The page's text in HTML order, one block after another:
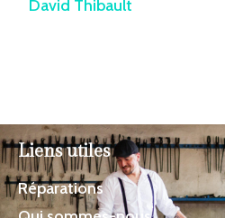
David Thibault
Liens utiles
Réparations